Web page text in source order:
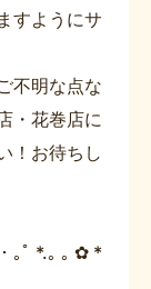
すようにサ
不明な点な
・花巻店に
！お待ちし
｡ﾟ *.｡ ｡ ✿ *